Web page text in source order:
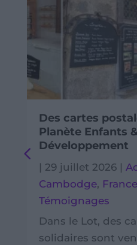
Des cartes
Planète Enfants
Développement
29 juillet 2026
Cambodge, France
Témoignages
Dans le Lot, des
solidaires sont